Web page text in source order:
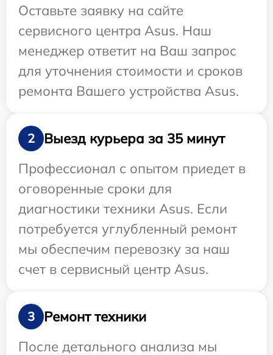
Оставьте заявку на сайте
сервисного центра Asus. Наш
менеджер ответит на Ваш запрос
для уточнения стоимости и сроков
ремонта Вашего устройства Asus.
2
Выезд курьера за 35 минут
Профессионал с опытом приедет в
оговоренные сроки для
диагностики техники Asus. Если
потребуется углубленный ремонт
мы обеспечим перевозку за наш
счет в сервисный центр Asus.
3
Ремонт техники
После детального анализа мы